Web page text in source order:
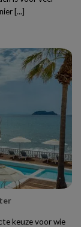
[...]
keuze voor wie